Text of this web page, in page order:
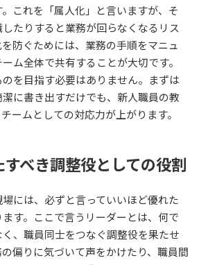
これを「属人化」と言いますが、そ
たりすると業務が回らなくなるリス
防ぐためには、業務の手順をマニュ
ム全体で共有することが大切です。
を目指す必要はありません。まずは
に書き出すだけでも、新人職員の教
ームとしての対応力が上がります。
べき調整役としての役割
には、必ずと言っていいほど優れた
す。ここで言うリーダーとは、何で
、職員同士をつなぐ調整役を果たせ
偏りに気づいて声をかけたり、職員間